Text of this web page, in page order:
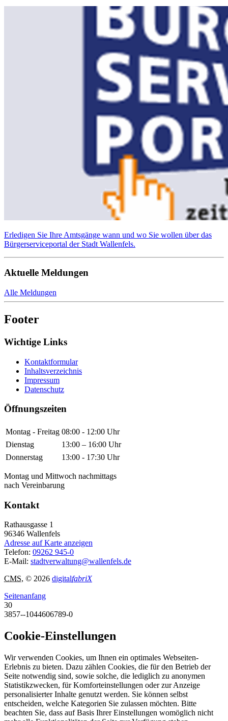
Erledigen Sie Ihre Amtsgänge wann und wo Sie wollen über das
Bürgerserviceportal der Stadt Wallenfels.
Aktuelle Meldungen
Alle Meldungen
Footer
Wichtige Links
Kontaktformular
Inhaltsverzeichnis
Impressum
Datenschutz
Öffnungszeiten
Montag - Freitag 08:00 - 12:00 Uhr
Dienstag
13:00 – 16:00 Uhr
Donnerstag
13:00 - 17:30 Uhr
Montag und Mittwoch nachmittags
nach Vereinbarung
Kontakt
Rathausgasse 1
96346 Wallenfels
Adresse auf Karte anzeigen
Telefon: 09262 945-0
E-Mail: stadtverwaltung@wallenfels.de
CMS, © 2026 digitalfabriX
Seitenanfang
30
3857--1044606789-0
Cookie-Einstellungen
Wir verwenden Cookies, um Ihnen ein optimales Webseiten-
Erlebnis zu bieten. Dazu zählen Cookies, die für den Betrieb der
Seite notwendig sind, sowie solche, die lediglich zu anonymen
Statistikzwecken, für Komforteinstellungen oder zur Anzeige
personalisierter Inhalte genutzt werden. Sie können selbst
entscheiden, welche Kategorien Sie zulassen möchten. Bitte
beachten Sie, dass auf Basis Ihrer Einstellungen womöglich nicht